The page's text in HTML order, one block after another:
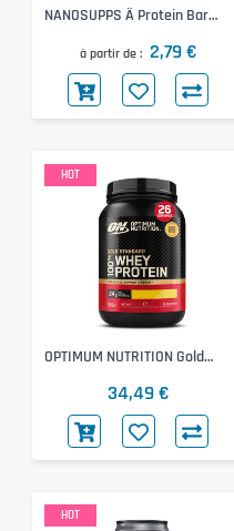
NANOSUPPS Ä Protein Bar
à partir de 2,79 €
HOT
OPTIMUM NUTRITION Gold
(Delicious Strawberry)
34,49 €
HOT